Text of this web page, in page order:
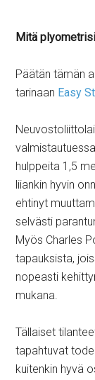
Mitä
Päätän tämän
tarinaan Easy
hulppeita 1,5
liiankin hyvin
ehtinyt
selvästi
Myös Charles
tapauksista,
nopeasti
mukana.
Tällaiset
tapahtuvat
kuitenkin hyvä